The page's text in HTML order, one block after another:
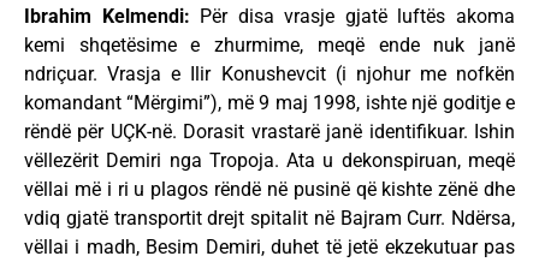
Ibrahim Kelmendi: Për disa vrasje gjatë luftës akoma
kemi shqetësime e zhurmime, meqë ende nuk janë
ndriçuar. Vrasja e Ilir Konushevcit (i njohur me nofkën
komandant “Mërgimi”), më 9 maj 1998, ishte një goditje e
rëndë për UÇK-në. Dorasit vrastarë janë identifikuar. Ishin
vëllezërit Demiri nga Tropoja. Ata u dekonspiruan, meqë
vëllai më i ri u plagos rëndë në pusinë që kishte zënë dhe
vdiq gjatë transportit drejt spitalit në Bajram Curr. Ndërsa,
vëllai i madh, Besim Demiri, duhet të jetë ekzekutuar pas